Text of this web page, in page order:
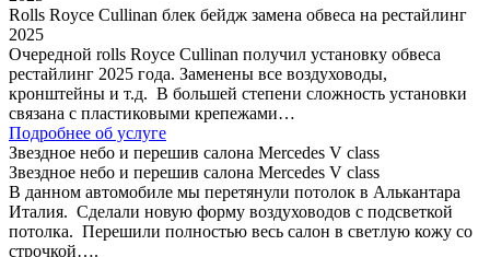
Rolls Royce Cullinan блек бейдж замена обвеса на рестайлинг
2025
Очередной rolls Royce Cullinan получил установку обвеса
рестайлинг 2025 года. Заменены все воздуховоды,
кронштейны и т.д. В большей степени сложность установки
связана с пластиковыми крепежами…
Подробнее об услуге
Звездное небо и перешив салона Mercedes V class
Звездное небо и перешив салона Mercedes V class
В данном автомобиле мы перетянули потолок в Алькантара
Италия. Сделали новую форму воздуховодов с подсветкой
потолка. Перешили полностью весь салон в светлую кожу со
строчкой….